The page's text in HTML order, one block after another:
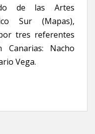
de las Artes
Sur (Mapas),
tres referentes
Nacho
Vega.